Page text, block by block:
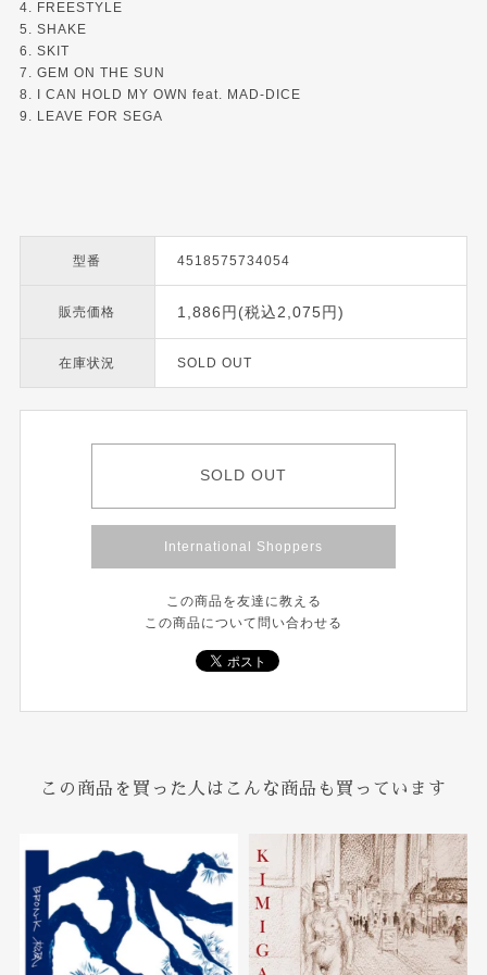
4. FREESTYLE
5. SHAKE
6. SKIT
7. GEM ON THE SUN
8. I CAN HOLD MY OWN feat. MAD-DICE
9. LEAVE FOR SEGA
型番 4518575734054
販売価格 1,886円(税込2,075円)
在庫状況 SOLD OUT
SOLD OUT
International Shoppers
この商品を友達に教える
この商品について問い合わせる
この商品を買った人はこんな商品も買っています